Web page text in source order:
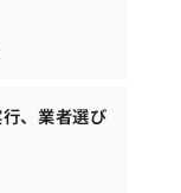
、業者選び